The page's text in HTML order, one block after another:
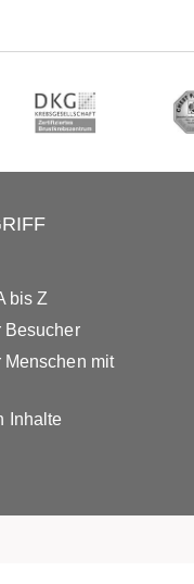
bis Z
Besucher
Menschen mit
Inhalte